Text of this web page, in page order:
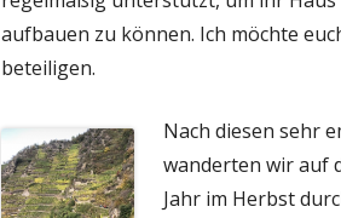
aufbauen zu können. Ich möchte
beteiligen.
Nach diesen sehr
wanderten wir auf
Jahr im Herbst